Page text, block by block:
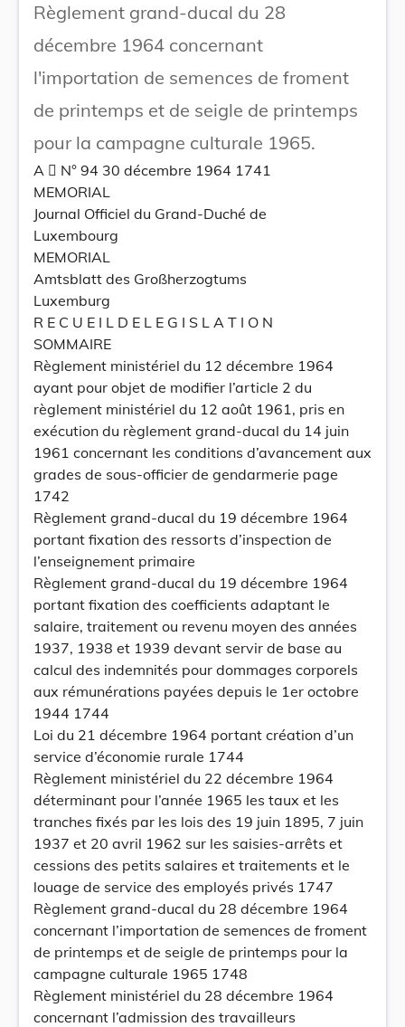
Règlement grand-ducal du 28
décembre 1964 concernant
l'importation de semences de froment
de printemps et de seigle de printemps
pour la campagne culturale 1965.
A  N° 94 30 décembre 1964 1741
MEMORIAL
Journal Officiel du Grand-Duché de
Luxembourg
MEMORIAL
Amtsblatt des Großherzogtums
Luxemburg
R E C U E I L D E L E G I S L A T I O N
SOMMAIRE
Règlement ministériel du 12 décembre 1964
ayant pour objet de modifier l’article 2 du
règlement ministériel du 12 août 1961, pris en
exécution du règlement grand-ducal du 14 juin
1961 concernant les conditions d’avancement aux
grades de sous-officier de gendarmerie page
1742
Règlement grand-ducal du 19 décembre 1964
portant fixation des ressorts d’inspection de
l’enseignement primaire
Règlement grand-ducal du 19 décembre 1964
portant fixation des coefficients adaptant le
salaire, traitement ou revenu moyen des années
1937, 1938 et 1939 devant servir de base au
calcul des indemnités pour dommages corporels
aux rémunérations payées depuis le 1er octobre
1944 1744
Loi du 21 décembre 1964 portant création d’un
service d’économie rurale 1744
Règlement ministériel du 22 décembre 1964
déterminant pour l’année 1965 les taux et les
tranches fixés par les lois des 19 juin 1895, 7 juin
1937 et 20 avril 1962 sur les saisies-arrêts et
cessions des petits salaires et traitements et le
louage de service des employés privés 1747
Règlement grand-ducal du 28 décembre 1964
concernant l’importation de semences de froment
de printemps et de seigle de printemps pour la
campagne culturale 1965 1748
Règlement ministériel du 28 décembre 1964
concernant l’admission des travailleurs